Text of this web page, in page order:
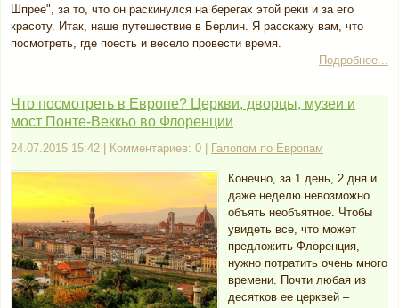
Шпрее", за то, что он раскинулся на берегах этой реки и за его
красоту. Итак, наше путешествие в Берлин. Я расскажу вам, что
посмотреть, где поесть и весело провести время.
Подробнее...
Что посмотреть в Европе? Церкви, дворцы, музеи и
мост Понте-Веккьо во Флоренции
24.07.2015 15:42 | Комментариев: 0 | Галопом по Европам
Конечно, за 1 день, 2 дня и
даже неделю невозможно
объять необъятное. Чтобы
увидеть все, что может
предложить Флоренция,
нужно потратить очень много
времени. Почти любая из
десятков ее церквей –